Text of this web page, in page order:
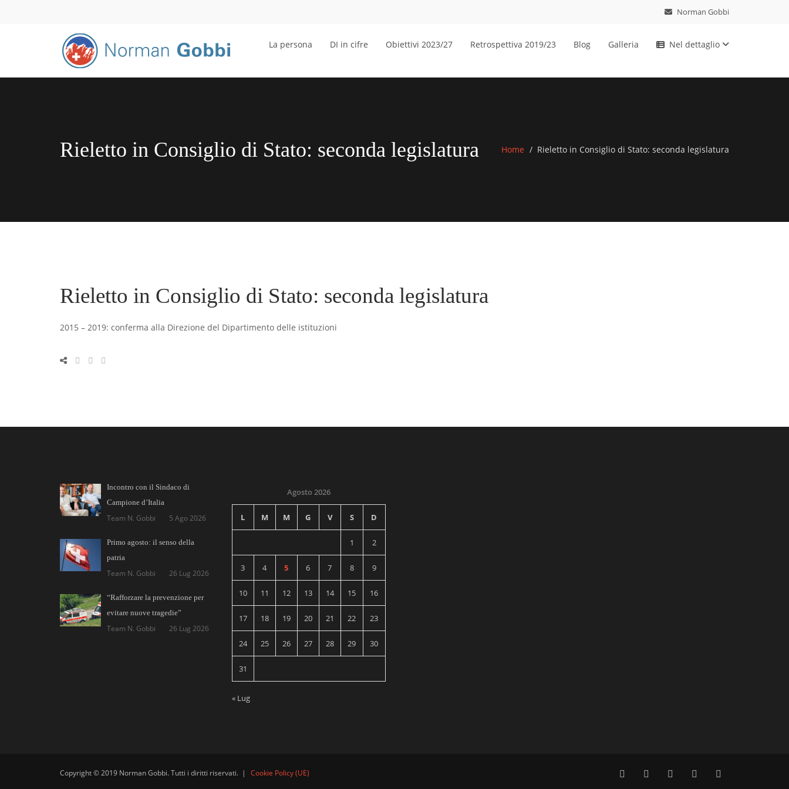
Norman Gobbi
La persona DI in cifre Obiettivi 2023/27 Retrospettiva 2019/23 Blog Galleria Nel dettaglio
Rieletto in Consiglio di Stato: seconda legislatura Home Rieletto in Consiglio di Stato: seconda legislatura
Rieletto in Consiglio di Stato: seconda legislatura
2015 – 2019: conferma alla Direzione del Dipartimento delle istituzioni
Incontro con il Sindaco di
Campione d’Italia
Team N. Gobbi 5 Ago 2026
Primo agosto: il senso della
patria
Team N. Gobbi 26 Lug 2026
“Rafforzare la prevenzione per
evitare nuove tragedie”
Team N. Gobbi 26 Lug 2026
Agosto 2026
L M M G V S D
1 2
3 4 5 6 7 8 9
10 11 12 13 14 15 16
17 18 19 20 21 22 23
24 25 26 27 28 29 30
31
« Lug
Copyright © 2019 Norman Gobbi. Tutti i diritti riservati. | Cookie Policy (UE)